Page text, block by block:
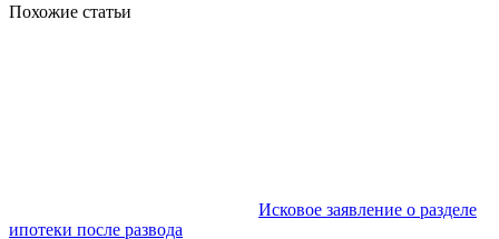
Похожие статьи
Исковое заявление о разделе
ипотеки после развода